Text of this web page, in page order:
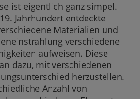
ist eigentlich ganz simpel.
Jahrhundert entdeckte
Materialien und
verschiedene
aufweisen. Diese
dazu, mit verschiedenen
herzustellen.
Anzahl von